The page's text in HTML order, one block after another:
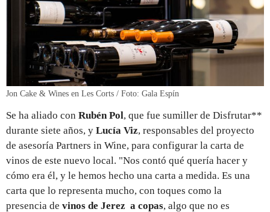
Jon Cake & Wines en Les Corts / Foto: Gala Espín
Se ha aliado con Rubén Pol, que fue sumiller de Disfrutar**
durante siete años, y Lucía Viz, responsables del proyecto
de asesoría Partners in Wine, para configurar la carta de
vinos de este nuevo local. "Nos contó qué quería hacer y
cómo era él, y le hemos hecho una carta a medida. Es una
carta que lo representa mucho, con toques como la
presencia de vinos de Jerez a copas, algo que no es